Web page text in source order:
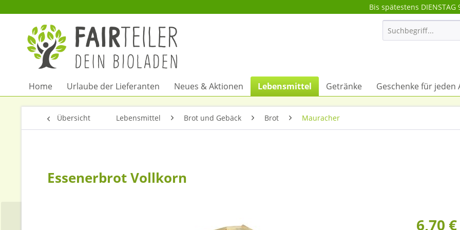
Bis spätestens
Home Urlaube der Lieferanten Neues & Aktionen Lebensmittel Getränke Geschenke für jeden
Übersicht Lebensmittel Brot und Gebäck Brot Mauracher
Essenerbrot Vollkorn
6,70 €